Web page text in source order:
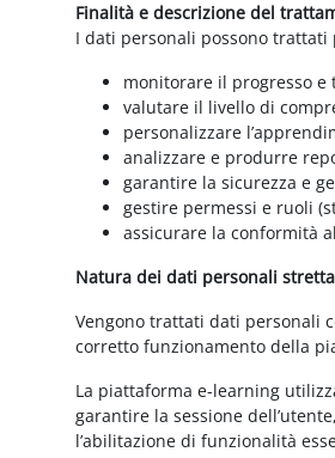
Finalità e descrizione del
I dati personali possono
monitorare il progresso e
valutare il livello di
personalizzare
analizzare e produrre
garantire la sicurezza e
gestire permessi e ruoli
assicurare la conformità
Natura dei dati personali
Vengono trattati dati personali
corretto funzionamento della
La piattaforma e-learning
garantire la sessione
l’abilitazione di funzionalità